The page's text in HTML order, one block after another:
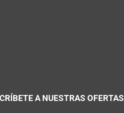
A NUESTRAS OFERTAS